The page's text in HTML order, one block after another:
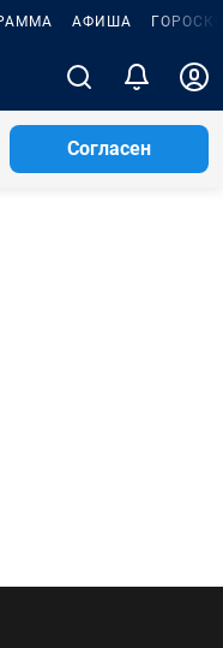
АФИША
Согласен